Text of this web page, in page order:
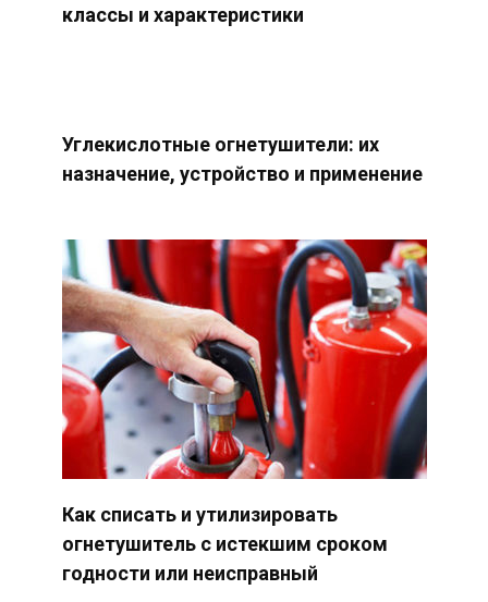
классы и характеристики
Углекислотные огнетушители: их
назначение, устройство и применение
Как списать и утилизировать
огнетушитель с истекшим сроком
годности или неисправный